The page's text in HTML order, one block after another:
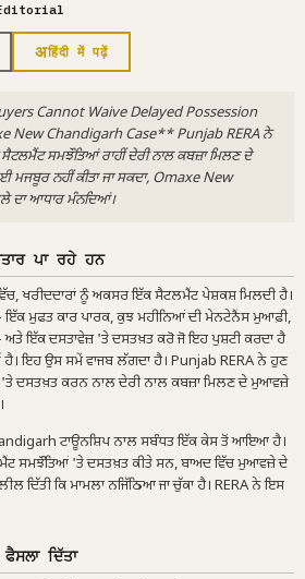
अहिंदी में पढ़ें
Cannot Waive Delayed Possession
New Chandigarh Case** Punjab RERA ਨੇ
ਸੈਟਲਮੈਂਟ ਸਮਝੌਤਿਆਂ ਰਾਹੀਂ ਦੇਰੀ ਨਾਲ ਕਬਜ਼ਾ ਮਿਲਣ ਦੇ
ਨਹੀਂ ਕੀਤਾ ਜਾ ਸਕਦਾ, Omaxe New
ਦਾ ਆਧਾਰ ਮੰਨਦਿਆਂ।
ਪਾ ਰਹੇ ਹਨ
ਖਰੀਦਦਾਰਾਂ ਨੂੰ ਅਕਸਰ ਇੱਕ ਸੈਟਲਮੈਂਟ ਪੇਸ਼ਕਸ਼ ਮਿਲਦੀ ਹੈ।
ਮੁਫਤ ਕਾਰ ਪਾਰਕ, ਕੁਝ ਮਹੀਨਿਆਂ ਦੀ ਮੇਨਟੇਨੈਂਸ ਮੁਆਫ਼ੀ,
ਇੱਕ ਦਸਤਾਵੇਜ਼ 'ਤੇ ਦਸਤਖ਼ਤ ਕਰੋ ਜੋ ਇਹ ਪੁਸ਼ਟੀ ਕਰਦਾ ਹੈ
ਹੈ। ਇਹ ਉਸ ਸਮੇਂ ਵਾਜਬ ਲੱਗਦਾ ਹੈ। Punjab RERA ਨੇ ਹੁਣ
'ਤੇ ਦਸਤਖ਼ਤ ਕਰਨ ਨਾਲ ਦੇਰੀ ਨਾਲ ਕਬਜ਼ਾ ਮਿਲਣ ਦੇ ਮੁਆਵਜ਼ੇ
ਟਾਊਨਸ਼ਿਪ ਨਾਲ ਸਬੰਧਤ ਇੱਕ ਕੇਸ ਤੋਂ ਆਇਆ ਹੈ।
ਸਮਝੌਤਿਆਂ 'ਤੇ ਦਸਤਖ਼ਤ ਕੀਤੇ ਸਨ, ਬਾਅਦ ਵਿੱਚ ਮੁਆਵਜ਼ੇ ਦੇ
ਦਿੱਤੀ ਕਿ ਮਾਮਲਾ ਨਜਿੱਠਿਆ ਜਾ ਚੁੱਕਾ ਹੈ। RERA ਨੇ ਇਸ
ਦਿੱਤਾ